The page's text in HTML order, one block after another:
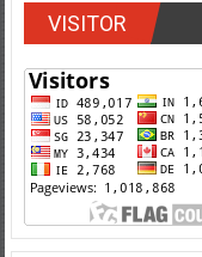
VISITOR